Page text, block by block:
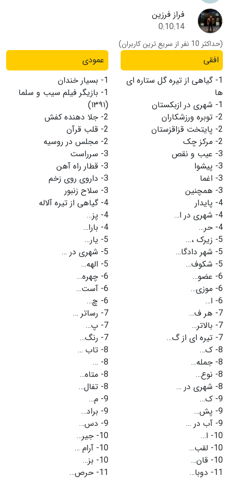
فراز فرزین
0:10:14
(حداکثر 10 نفر از سریع ترین کاربران)
افقی
1- گیاهی از تیره گل ستاره ای
ها
1- شهری در ازبکستان
2- توبره ورزشکاران
2- پایتخت قزاقزستان
2- مرکز چک
3- عیب و نقص
3- پیشوا
3- اغما
3- همچنین
4- پایدار
4- شهری در ا…
4- حر…
5- زیرک ،…
5- شهر دادگا…
5- شکوف…
6- عضو…
6- موزی…
6- ا…
7- هر ف…
7- بالاتر…
7- تیره ای از گ…
8- ک…
8- جمله…
8- نوع…
8- شهری در …
9- ک…
9- پش…
9- آب در …
10- ا…
10- لقب…
10- قان…
11- دوبا…
عمودی
1- بسیار خندان
1- بازیگر فیلم سیب و سلما
(۱۳۹۱)
2- جلا دهنده کفش
2- قلب قرآن
2- مجلس در روسیه
3- سرراست
3- قطار راه آهن
3- داروی روی زخم
3- سلاح زنبور
4- گیاهی از تیره آلاله
4- پز…
4- بارا…
5- یار…
5- شهری در …
5- الهه…
6- چهره…
6- آست…
6- چ…
7- رساتر …
7- پ…
7- رنگ…
8- تاب …
8-
…
8- متاه…
8- تفال…
9- م…
9- براد…
9- دس…
10- جیر…
10- آرام …
10- بز…
11- حرص…